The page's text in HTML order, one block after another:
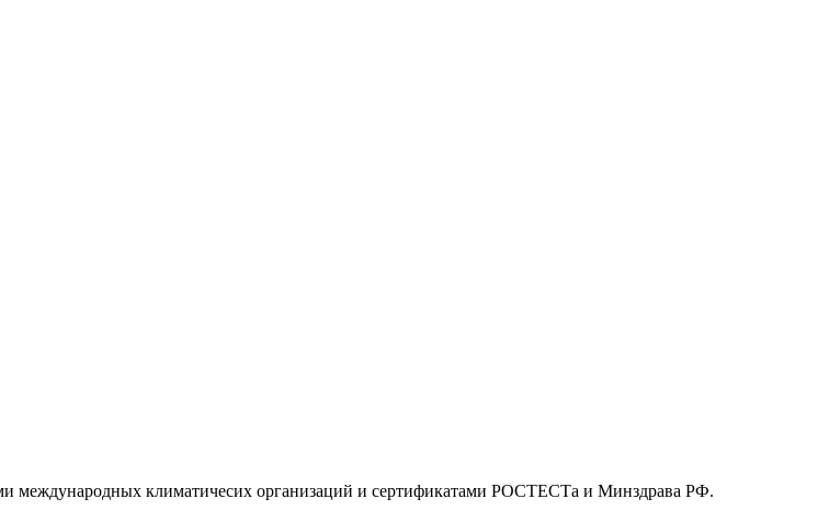
международных климатичесих организаций и сертификатами РОСТЕСТа и Минздрава РФ.